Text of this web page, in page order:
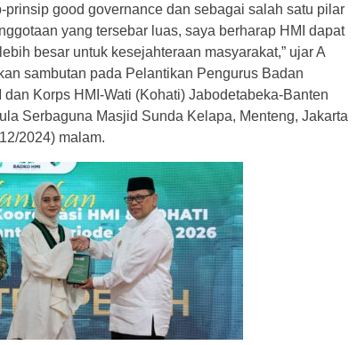
prinsip good governance dan sebagai salah satu pilar
yang tersebar luas, saya berharap HMI dapat
besar untuk kesejahteraan masyarakat,” ujar A
sambutan pada Pelantikan Pengurus Badan
Korps HMI-Wati (Kohati) Jabodetabeka-Banten
Serbaguna Masjid Sunda Kelapa, Menteng, Jakarta
2024) malam.